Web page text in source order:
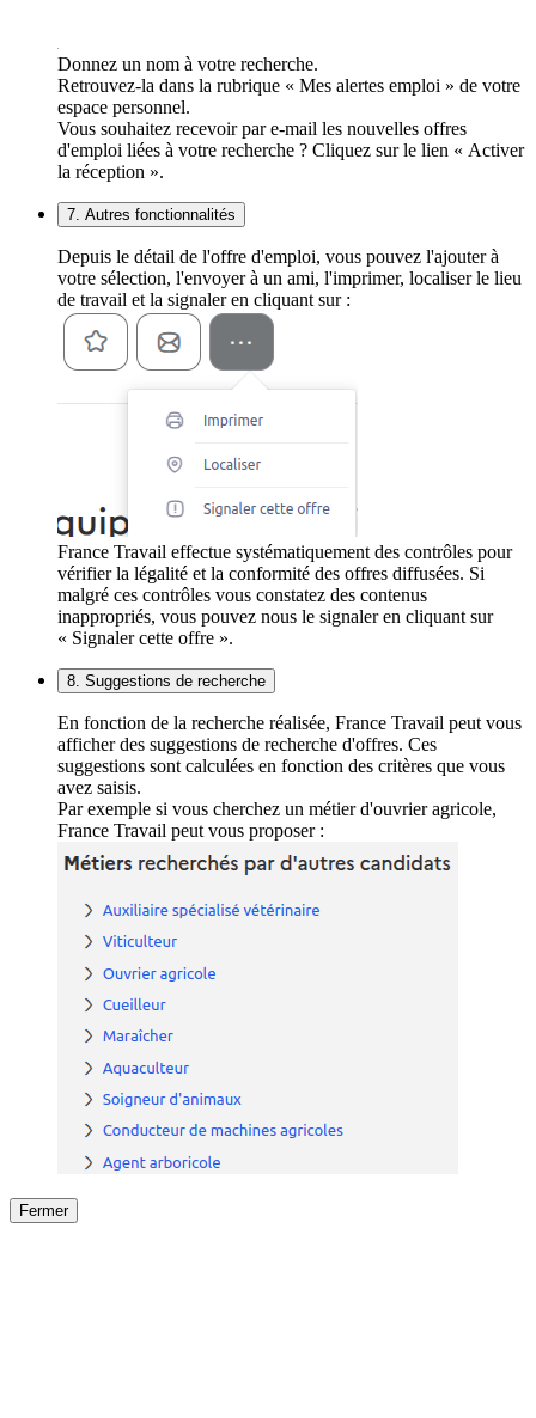
Donnez un nom à votre recherche.
Retrouvez-la dans la rubrique « Mes alertes emploi » de votre
espace personnel.
Vous souhaitez recevoir par e-mail les nouvelles offres
d'emploi liées à votre recherche ? Cliquez sur le lien « Activer
la réception ».
7. Autres fonctionnalités
Depuis le détail de l'offre d'emploi, vous pouvez l'ajouter à
votre sélection, l'envoyer à un ami, l'imprimer, localiser le lieu
de travail et la signaler en cliquant sur :
France Travail effectue systématiquement des contrôles pour
vérifier la légalité et la conformité des offres diffusées. Si
malgré ces contrôles vous constatez des contenus
inappropriés, vous pouvez nous le signaler en cliquant sur
« Signaler cette offre ».
8. Suggestions de recherche
En fonction de la recherche réalisée, France Travail peut vous
afficher des suggestions de recherche d'offres. Ces
suggestions sont calculées en fonction des critères que vous
avez saisis.
Par exemple si vous cherchez un métier d'ouvrier agricole,
France Travail peut vous proposer :
Fermer